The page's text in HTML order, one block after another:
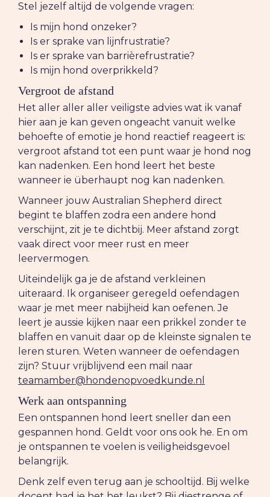
Stel jezelf altijd de volgende vragen:
Is mijn hond onzeker?
Is er sprake van lijnfrustratie?
Is er sprake van barrièrefrustratie?
Is mijn hond overprikkeld?
Vergroot de afstand
Het aller aller aller veiligste advies wat ik vanaf
hier aan je kan geven ongeacht vanuit welke
behoefte of emotie je hond reactief reageert is:
vergroot afstand tot een punt waar je hond nog
kan nadenken. Een hond leert het beste
wanneer ie überhaupt nog kan nadenken.
Wanneer jouw Australian Shepherd direct
begint te blaffen zodra een andere hond
verschijnt, zit je te dichtbij. Meer afstand zorgt
vaak direct voor meer rust en meer
leervermogen.
Uiteindelijk ga je de afstand verkleinen
uiteraard. Ik organiseer geregeld oefendagen
waar je met meer nabijheid kan oefenen. Je
leert je aussie kijken naar een prikkel zonder te
blaffen en vanuit daar op de kleinste signalen te
leren sturen. Weten wanneer de oefendagen
zijn? Stuur vrijblijvend een mail naar
teamamber@hondenopvoedkunde.nl
Werk aan ontspanning
Een ontspannen hond leert sneller dan een
gespannen hond. Geldt voor ons ook he. En om
je ontspannen te voelen is veiligheidsgevoel
belangrijk.
Denk zelf even terug aan je schooltijd. Bij welke